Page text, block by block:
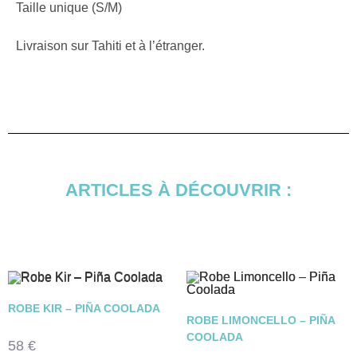
Taille unique (S/M)
Livraison sur Tahiti et à l’étranger.
ARTICLES À DÉCOUVRIR :
ROBE KIR – PIÑA COOLADA
58 €
ROBE LIMONCELLO – PIÑA
COOLADA